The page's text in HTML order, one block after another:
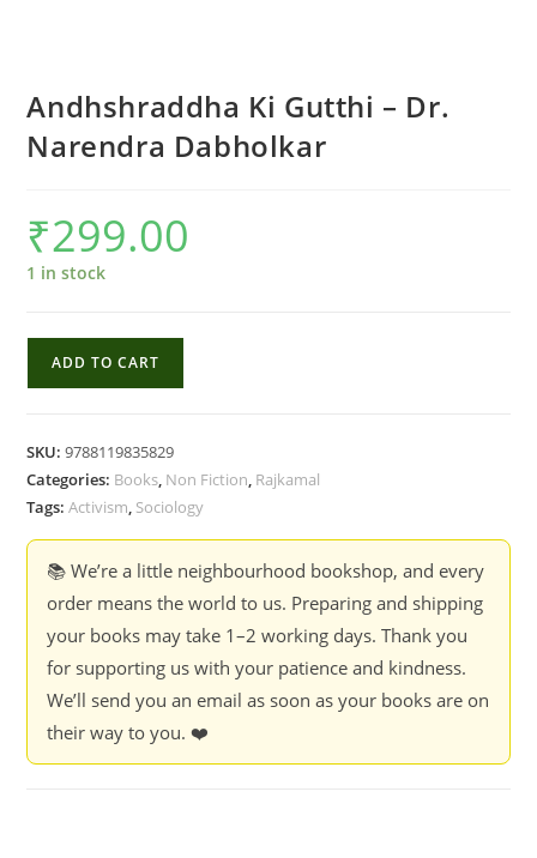
Andhshraddha Ki Gutthi – Dr.
Narendra Dabholkar
₹299.00
1 in stock
Dr.
Narendra
quantity
ADD TO CART
SKU:9788119835829
Categories: Books, Non Fiction, Rajkamal
Tags:Activism, Sociology
📚 We’re a little neighbourhood bookshop, and every
order means the world to us. Preparing and shipping
your books may take 1–2 working days. Thank you
for supporting us with your patience and kindness.
We’ll send you an email as soon as your books are on
their way to you. ❤️